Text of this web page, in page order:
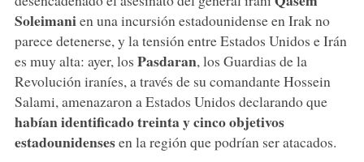
Soleimanien una incursión estadounidense en Irak no
parece detenerse, y la tensión entre Estados Unidos e Irán
es muy alta: ayer, los Pasdaran, los Guardias de la
Revolución iraníes, a través de su comandante Hossein
Salami, amenazaron a Estados Unidos declarando que
habían identificado treinta y cinco objetivos
estadounidensesen la región que podrían ser atacados.